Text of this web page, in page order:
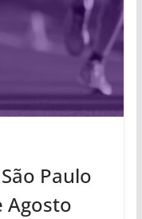
Paulo
Agosto